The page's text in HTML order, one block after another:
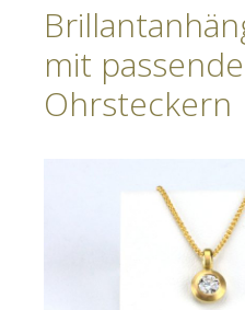
mit
Ohrsteckern